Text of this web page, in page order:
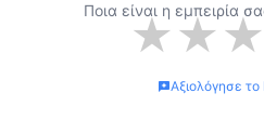
Ποια είναι η εμπειρία
★★★
Αξιολόγησε το